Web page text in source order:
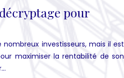
pour
investisseurs, mais il est
maximiser la rentabilité de son